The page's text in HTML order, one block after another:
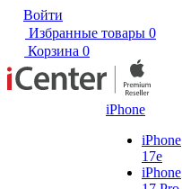
Войти
Избранные товары 0
Корзина 0
iPhone
iPhone
17e
iPhone